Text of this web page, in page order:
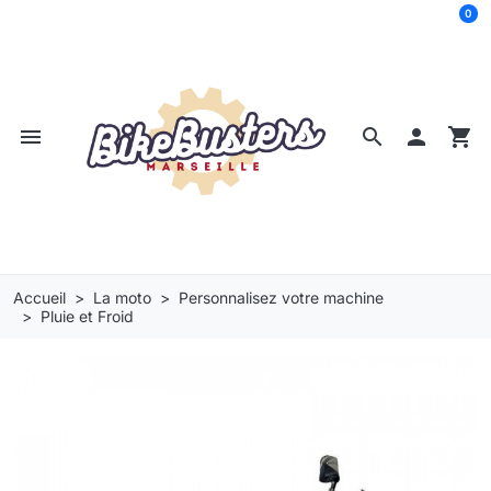
search
menu  shopping_cart
0
Accueil La moto
Personnalisez votre machine
Pluie et Froid